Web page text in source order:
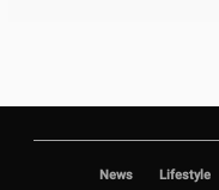
News Lifestyle